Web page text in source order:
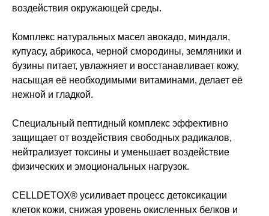
воздействия окружающей среды.
Комплекс натуральных масел авокадо, миндаля,
купуасу, абрикоса, черной смородины, земляники и
бузины питает, увлажняет и восстанавливает кожу,
насыщая её необходимыми витаминами, делает её
нежной и гладкой.
Специальный пептидный комплекс эффективно
защищает от воздействия свободных радикалов,
нейтрализует токсины и уменьшает воздействие
физических и эмоциональных нагрузок.
CELLDETOX® усиливает процесс детоксикации
клеток кожи, снижая уровень окисленных белков и